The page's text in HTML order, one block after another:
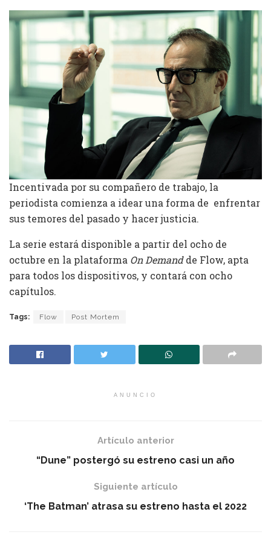
Incentivada por su compañero de trabajo, la
periodista comienza a idear una forma de enfrentar
sus temores del pasado y hacer justicia.
La serie estará disponible a partir del ocho de
octubre en la plataforma On Demandde Flow, apta
para todos los dispositivos, y contará con ocho
capítulos.
Tags: Flow Post Mortem
ANUNCIO
Artículo anterior
“Dune” postergó su estreno casi un año
Siguiente artículo
‘The Batman’ atrasa su estreno hasta el 2022